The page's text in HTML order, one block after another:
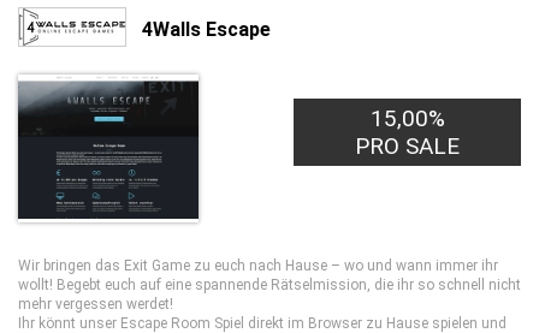
4Walls Escape
15,00%
PRO SALE
Wir bringen das Exit Game zu euch nach Hause – wo und wann immer ihr
wollt! Begebt euch auf eine spannende Rätselmission, die ihr so schnell nicht
mehr vergessen werdet!
Ihr könnt unser Escape Room Spiel direkt im Browser zu Hause spielen und